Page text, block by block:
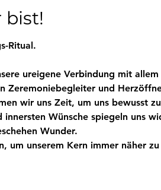
bist!
Ritual.
ureigene Verbindung mit
Zeremoniebegleiter und
wir uns Zeit, um uns bewusst
Wünsche spiegeln uns
Wunder.
um unserem Kern immer näher